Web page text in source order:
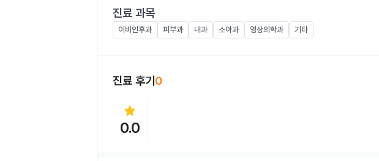
진료 과목
이비인후과 피부과 내과 소아과 영상의학과 기타
진료 후기 0
star
0.0